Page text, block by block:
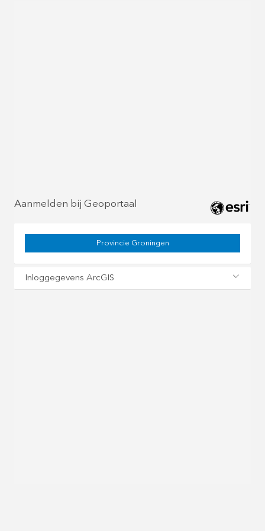
Aanmelden bij Geoportaal
Provincie Groningen
Inloggegevens ArcGIS